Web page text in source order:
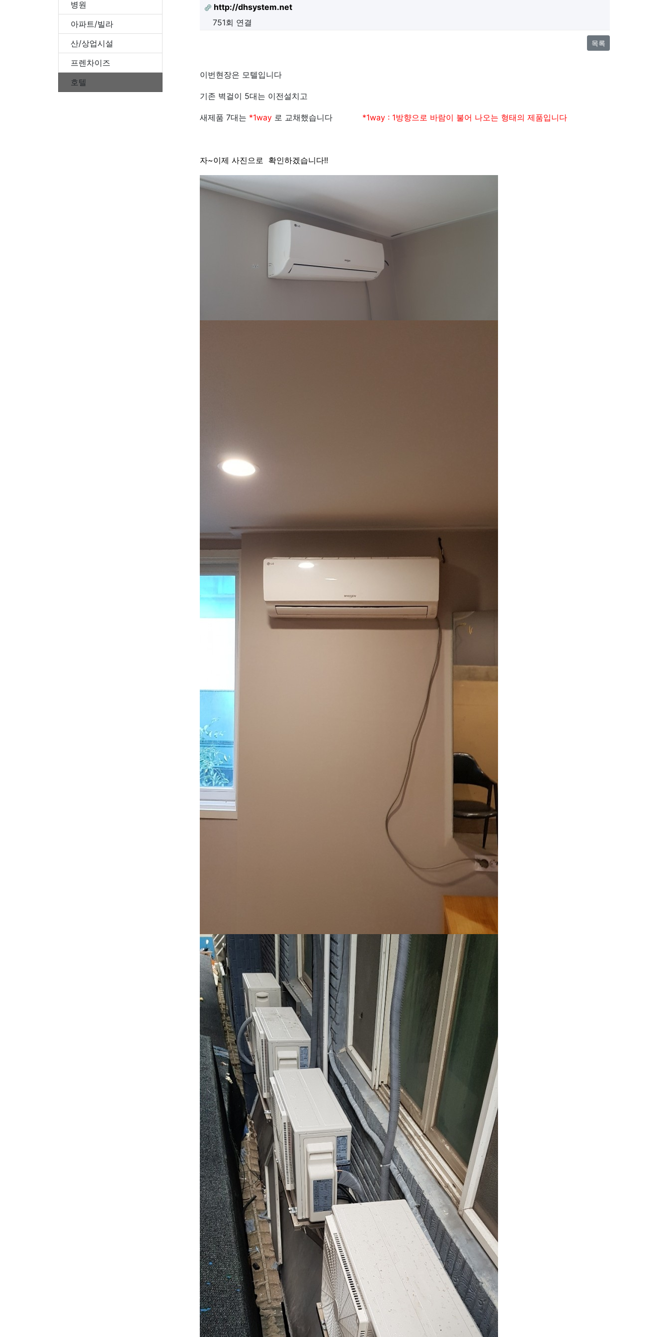
병원
아파트/빌라
산/상업시설
프렌차이즈
호텔
http://dhsystem.net
751회 연결
목록
이번현장은 모텔입니다
기존 벽걸이 5대는 이전설치고
새제품 7대는 *1way 로 교채했습니다 *1way : 1방향으로 바람이 불어 나오는 형태의 제품입니다
자~이제 사진으로 확인하겠습니다!!